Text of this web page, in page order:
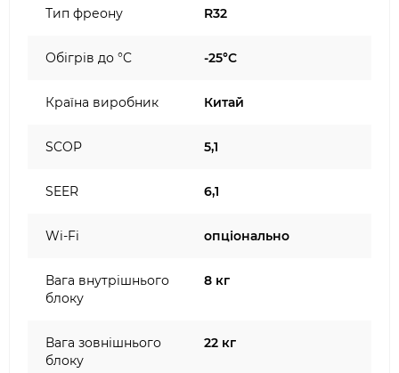
Тип фреону R32
Обігрів до °C -25°C
Країна виробник Китай
SCOP 5,1
SEER 6,1
Wi-Fi опціонально
Вага внутрішнього
блоку
8 кг
Вага зовнішнього
блоку
22 кг